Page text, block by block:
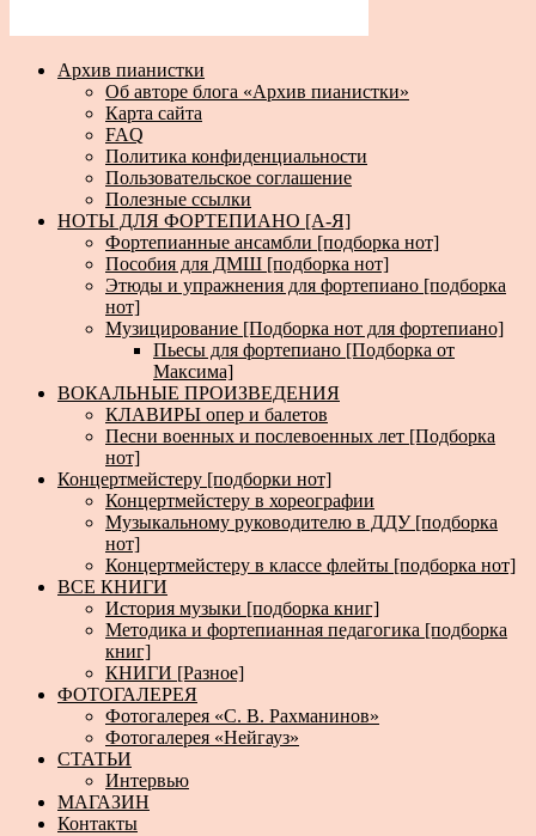
Архив пианистки
Об авторе блога «Архив пианистки»
Карта сайта
FAQ
Политика конфиденциальности
Пользовательское соглашение
Полезные ссылки
НОТЫ ДЛЯ ФОРТЕПИАНО [А-Я]
Фортепианные ансамбли [подборка нот]
Пособия для ДМШ [подборка нот]
Этюды и упражнения для фортепиано [подборка
нот]
Музицирование [Подборка нот для фортепиано]
Пьесы для фортепиано [Подборка от
Максима]
ВОКАЛЬНЫЕ ПРОИЗВЕДЕНИЯ
КЛАВИРЫ опер и балетов
Песни военных и послевоенных лет [Подборка
нот]
Концертмейстеру [подборки нот]
Концертмейстеру в хореографии
Музыкальному руководителю в ДДУ [подборка
нот]
Концертмейстеру в классе флейты [подборка нот]
ВСЕ КНИГИ
История музыки [подборка книг]
Методика и фортепианная педагогика [подборка
книг]
КНИГИ [Разное]
ФОТОГАЛЕРЕЯ
Фотогалерея «С. В. Рахманинов»
Фотогалерея «Нейгауз»
СТАТЬИ
Интервью
МАГАЗИН
Контакты